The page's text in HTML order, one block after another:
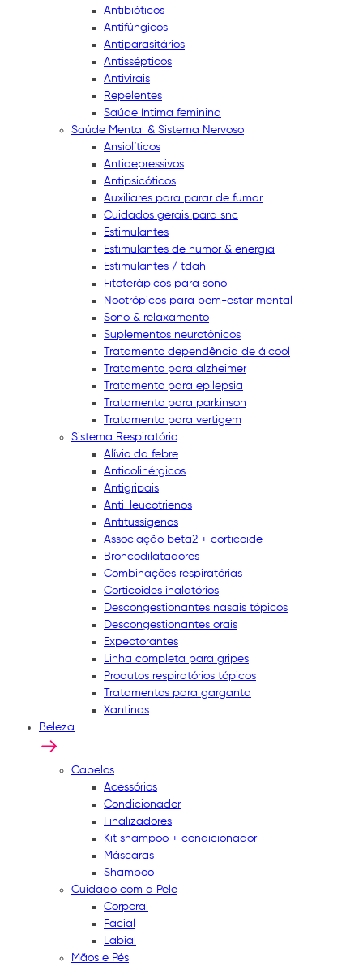
Antibióticos
Antifúngicos
Antiparasitários
Antissépticos
Antivirais
Repelentes
Saúde íntima feminina
Saúde Mental & Sistema Nervoso
Ansiolíticos
Antidepressivos
Antipsicóticos
Auxiliares para parar de fumar
Cuidados gerais para snc
Estimulantes
Estimulantes de humor & energia
Estimulantes / tdah
Fitoterápicos para sono
Nootrópicos para bem-estar mental
Sono & relaxamento
Suplementos neurotônicos
Tratamento dependência de álcool
Tratamento para alzheimer
Tratamento para epilepsia
Tratamento para parkinson
Tratamento para vertigem
Sistema Respiratório
Alívio da febre
Anticolinérgicos
Antigripais
Anti-leucotrienos
Antitussígenos
Associação beta2 + corticoide
Broncodilatadores
Combinações respiratórias
Corticoides inalatórios
Descongestionantes nasais tópicos
Descongestionantes orais
Expectorantes
Linha completa para gripes
Produtos respiratórios tópicos
Tratamentos para garganta
Xantinas
Beleza
Cabelos
Acessórios
Condicionador
Finalizadores
Kit shampoo + condicionador
Máscaras
Shampoo
Cuidado com a Pele
Corporal
Facial
Labial
Mãos e Pés